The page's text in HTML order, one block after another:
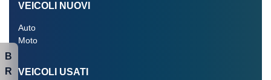
VEICOLI NUOVI
Auto
Moto
VEICOLI USATI
B
R